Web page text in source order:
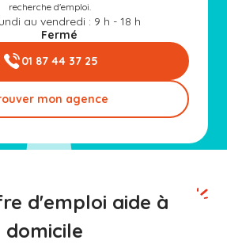
recherche d'emploi.
au vendredi : 9 h - 18 h
Fermé
01 87 44 37 25
mon agence
d'emploi aide à
domicile